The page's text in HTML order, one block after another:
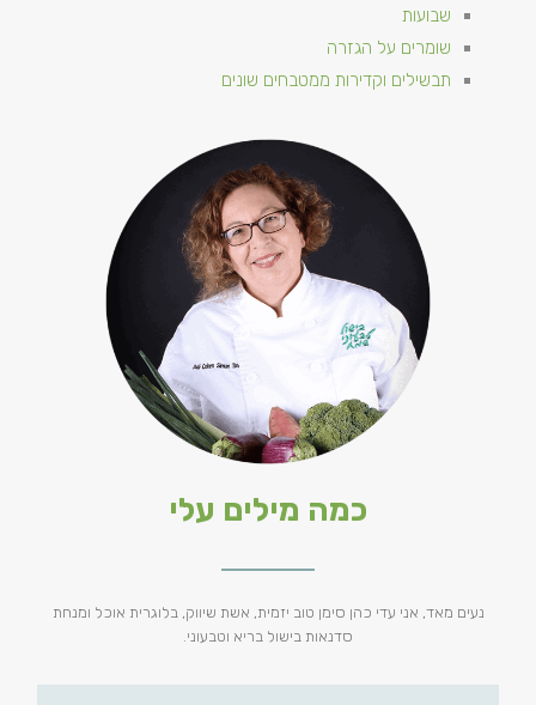
שבועות
שומרים על הגזרה
תבשילים וקדירות ממטבחים שונים
כמה מילים עלי
נעים מאד, אני עדי כהן סימן טוב יזמית, אשת שיווק, בלוגרית אוכל ומנחת
סדנאות בישול בריא וטבעוני.